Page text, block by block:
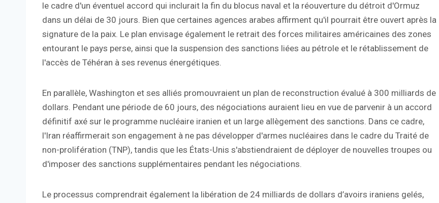
le cadre d'un éventuel accord qui inclurait la fin du blocus naval et la réouverture du détroit d'Ormuz
dans un délai de 30 jours. Bien que certaines agences arabes affirment qu'il pourrait être ouvert après la
signature de la paix. Le plan envisage également le retrait des forces militaires américaines des zones
entourant le pays perse, ainsi que la suspension des sanctions liées au pétrole et le rétablissement de
l'accès de Téhéran à ses revenus énergétiques.
En parallèle, Washington et ses alliés promouvraient un plan de reconstruction évalué à 300 milliards de
dollars. Pendant une période de 60 jours, des négociations auraient lieu en vue de parvenir à un accord
définitif axé sur le programme nucléaire iranien et un large allègement des sanctions. Dans ce cadre,
l'Iran réaffirmerait son engagement à ne pas développer d'armes nucléaires dans le cadre du Traité de
non-prolifération (TNP), tandis que les États-Unis s'abstiendraient de déployer de nouvelles troupes ou
d'imposer des sanctions supplémentaires pendant les négociations.
Le processus comprendrait également la libération de 24 milliards de dollars d’avoirs iraniens gelés,